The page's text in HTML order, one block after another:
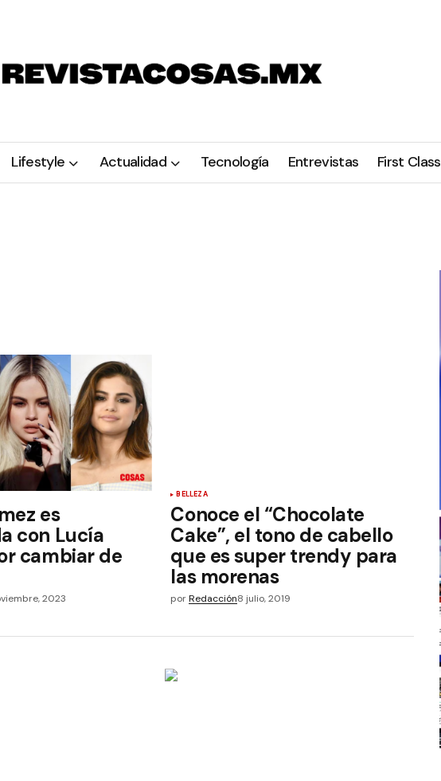
Lifestyle Actualidad Tecnología Entrevistas First Class
es
con Lucía
cambiar de
2023
BELLEZA
Conoce el “Chocolate
Cake”, el tono de cabello
que es super trendy para
las morenas
por Redacción8 julio, 2019